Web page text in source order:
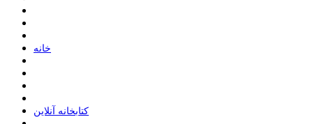
ﺧﺎﻧﻪ
ﮐﺘﺎﺑﺨﺎﻧﻪ ﺁﻧﻼﯾﻦ